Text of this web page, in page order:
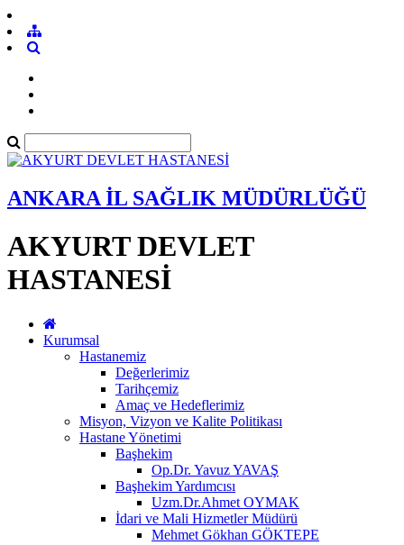
ANKARA İL SAĞLIK MÜDÜRLÜĞÜ
AKYURT DEVLET
HASTANESİ
Kurumsal
Hastanemiz
Değerlerimiz
Tarihçemiz
Amaç ve Hedeflerimiz
Misyon, Vizyon ve Kalite Politikası
Hastane Yönetimi
Başhekim
Op.Dr. Yavuz YAVAŞ
Başhekim Yardımcısı
Uzm.Dr.Ahmet OYMAK
İdari ve Mali Hizmetler Müdürü
Mehmet Gökhan GÖKTEPE